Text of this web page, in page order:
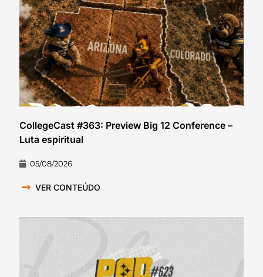
CollegeCast #363: Preview Big 12 Conference –
Luta espiritual
05/08/2026
VER CONTEÚDO